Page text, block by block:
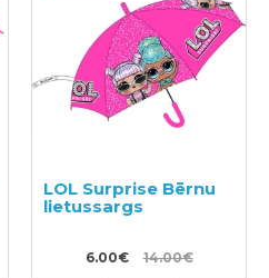
LOL Surprise Bērnu
lietussargs
6.00€ 14.00€